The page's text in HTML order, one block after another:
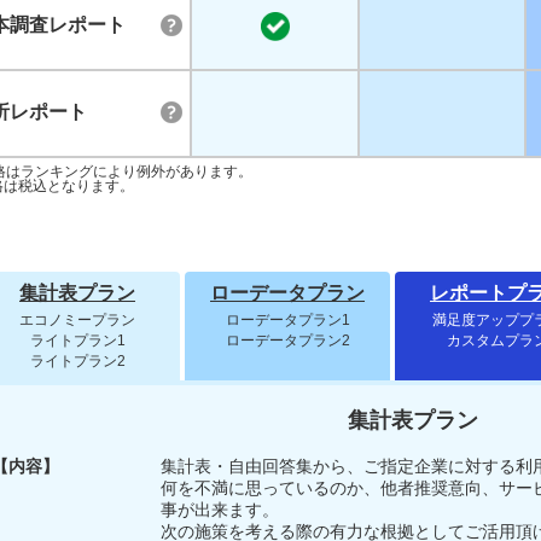
調査レポート
レポート
ランキングにより例外があります。
税込となります。
集計表プラン
エコノミープラン
ライトプラン1
ライトプラン2
ローデータプラン
ローデータプラン1
ローデータプラン2
レポートプ
満足度アッププ
カスタムプラ
集計表プラン
【内容】
集計表・自由回答集から、ご指定企業に対する
何を不満に思っているのか、他者推奨意向、サ
事が出来ます。
次の施策を考える際の有力な根拠としてご活用頂